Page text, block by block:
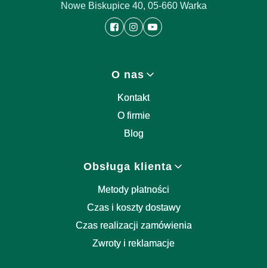
Nowe Biskupice 40, 05-660 Warka
O nas
Kontakt
O firmie
Blog
Obsługa klienta
Metody płatności
Czas i koszty dostawy
Czas realizacji zamówienia
Zwroty i reklamacje